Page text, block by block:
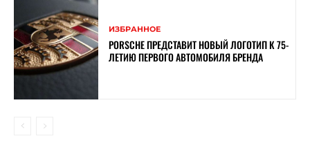
ИЗБРАННОЕ
PORSCHE ПРЕДСТАВИТ НОВЫЙ ЛОГОТИП К 75-
ЛЕТИЮ ПЕРВОГО АВТОМОБИЛЯ БРЕНДА